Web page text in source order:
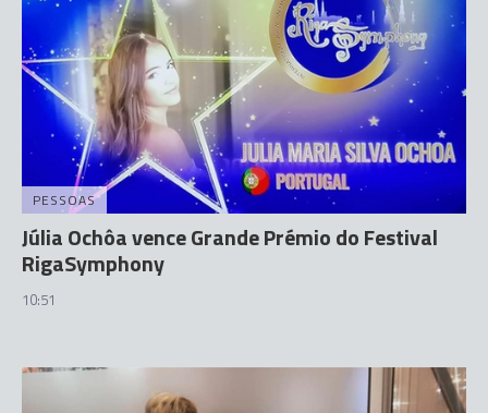
PESSOAS
Júlia Ochôa vence Grande Prémio do Festival
RigaSymphony
10:51